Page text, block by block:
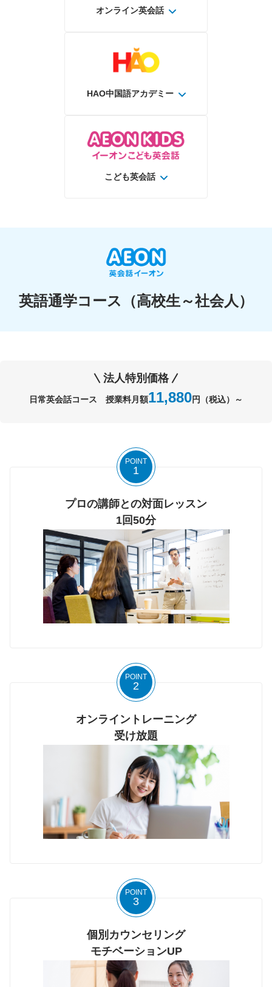
オンライン英会話
HAO中国語アカデミー
こども英会話
英語通学コース（高校生～社会人）
法人特別価格
日常英会話コース 授業料月額11,880円（税込）～
POINT
1
プロの講師との対面レッスン
1回50分
POINT
2
オンライントレーニング
受け放題
POINT
3
個別カウンセリング
モチベーションUP